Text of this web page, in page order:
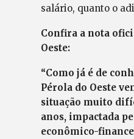
salário, quanto o
Confira a nota
Oeste:
“Como já é de
Pérola do Oeste
situação muito
anos, impactada
econômico-